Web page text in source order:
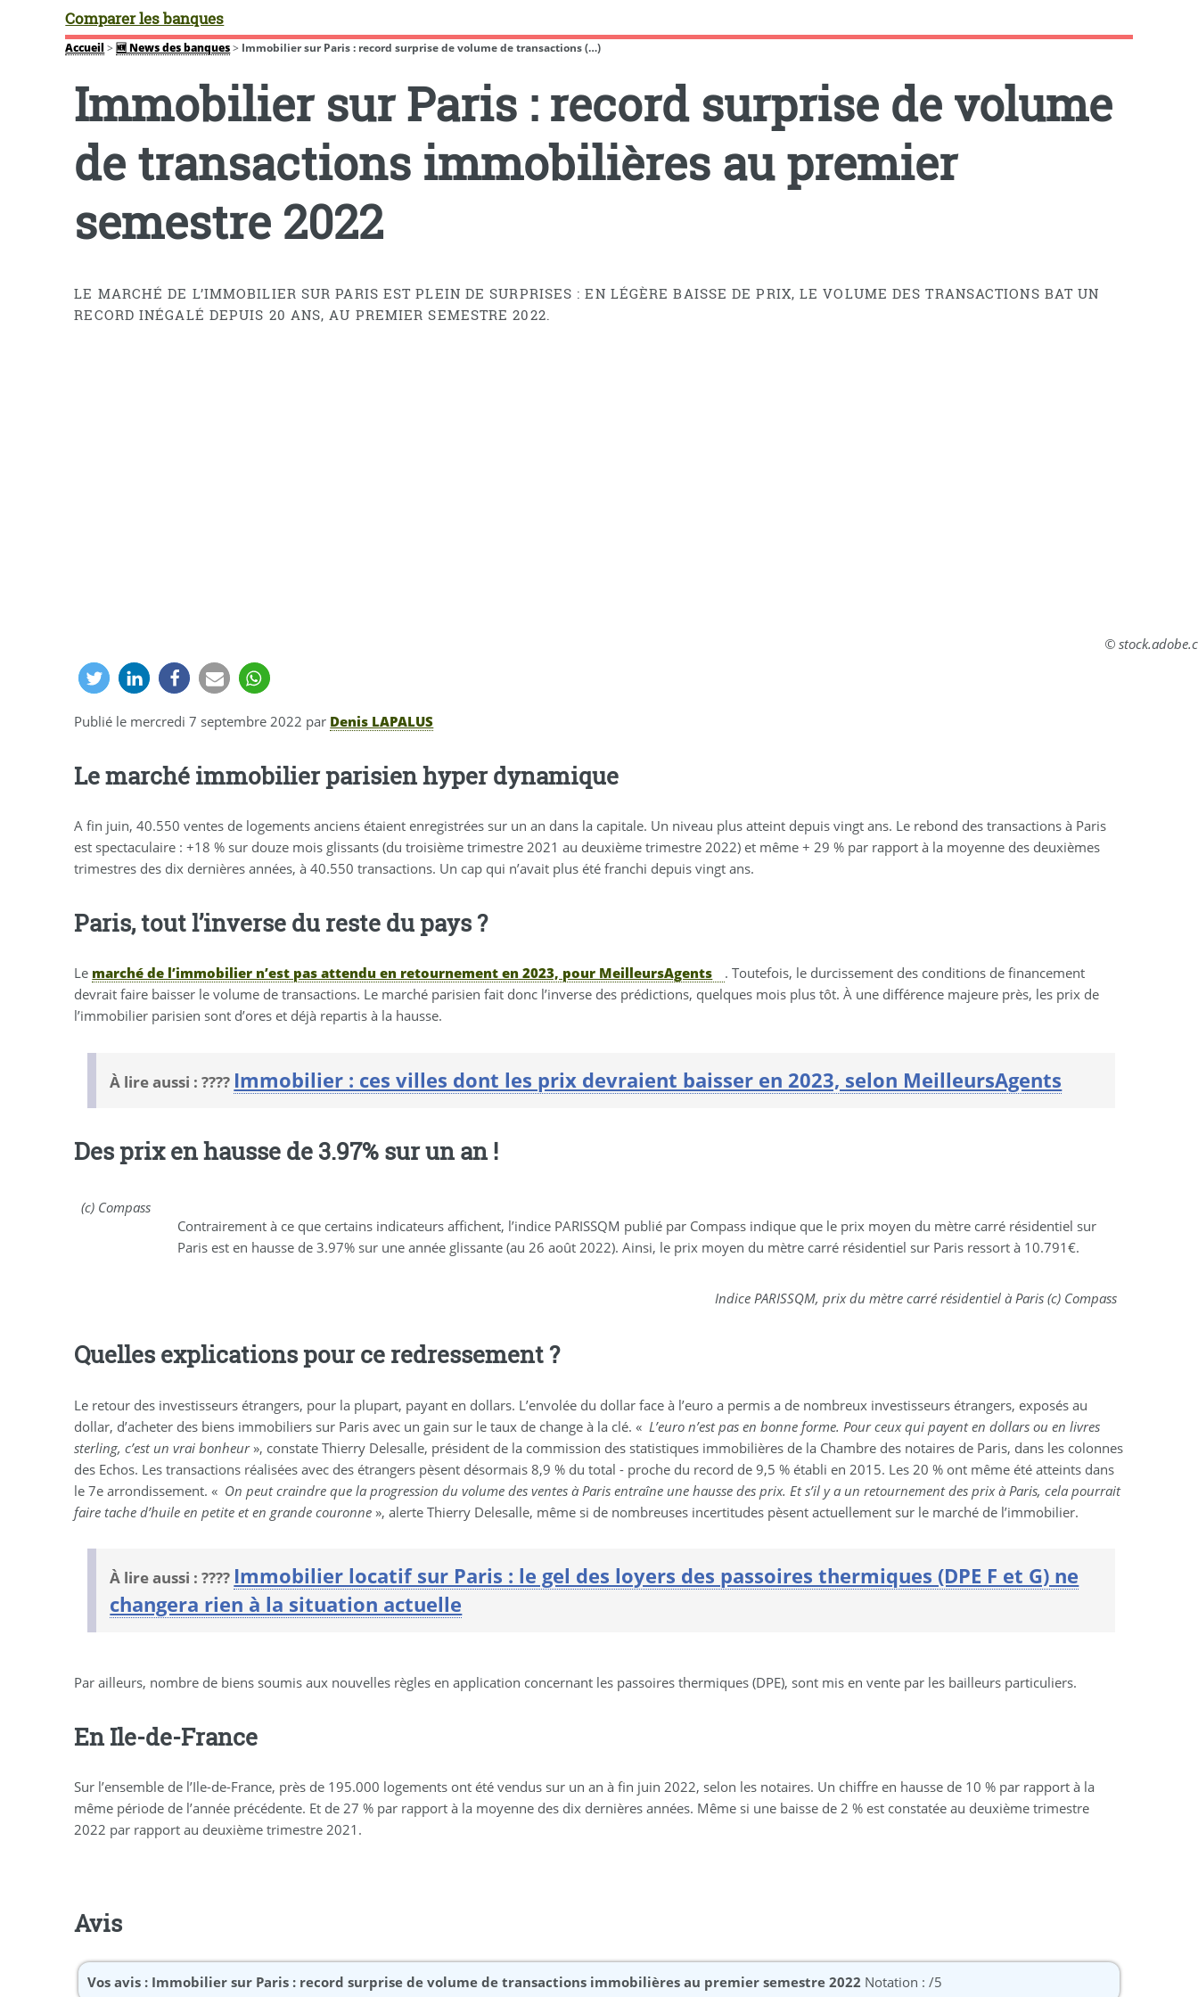
Comparer les banques
Accueil >🆕 News des banques> Immobilier sur Paris : record surprise de volume de transactions (…)
Immobilier sur Paris : record surprise de volume
de transactions immobilières au premier
semestre 2022
LE MARCHÉ DE L’IMMOBILIER SUR PARIS EST PLEIN DE SURPRISES : EN LÉGÈRE BAISSE DE PRIX, LE VOLUME DES TRANSACTIONS BAT UN
RECORD INÉGALÉ DEPUIS 20 ANS, AU PREMIER SEMESTRE 2022.
©
Publié le mercredi 7 septembre 2022 par Denis LAPALUS
Le marché immobilier parisien hyper dynamique
A fin juin, 40.550 ventes de logements anciens étaient enregistrées sur un an dans la capitale. Un niveau plus atteint depuis vingt ans. Le rebond des transactions à Paris
est spectaculaire : +18 % sur douze mois glissants (du troisième trimestre 2021 au deuxième trimestre 2022) et même + 29 % par rapport à la moyenne des deuxièmes
trimestres des dix dernières années, à 40.550 transactions. Un cap qui n’avait plus été franchi depuis vingt ans.
Paris, tout l’inverse du reste du pays ?
Le marché de l’immobilier n’est pas attendu en retournement en 2023, pour MeilleursAgents
. Toutefois, le durcissement des conditions de financement
devrait faire baisser le volume de transactions. Le marché parisien fait donc l’inverse des prédictions, quelques mois plus tôt. À une différence majeure près, les prix de
l’immobilier parisien sont d’ores et déjà repartis à la hausse.
À lire aussi : ???? Immobilier : ces villes dont les prix devraient baisser en 2023, selon MeilleursAgents
Des prix en hausse de 3.97% sur un an !
(c) Compass
Contrairement à ce que certains indicateurs affichent, l’indice PARISSQM publié par Compass indique que le prix moyen du mètre carré résidentiel sur
Paris est en hausse de 3.97% sur une année glissante (au 26 août 2022). Ainsi, le prix moyen du mètre carré résidentiel sur Paris ressort à 10.791€.
Indice PARISSQM, prix du mètre carré résidentiel à Paris (c) Compass
Quelles explications pour ce redressement ?
Le retour des investisseurs étrangers, pour la plupart, payant en dollars. L’envolée du dollar face à l’euro a permis a de nombreux investisseurs étrangers, exposés au
dollar, d’acheter des biens immobiliers sur Paris avec un gain sur le taux de change à la clé. « L’euro n’est pas en bonne forme. Pour ceux qui payent en dollars ou en livres
sterling, c’est un vrai bonheur», constate Thierry Delesalle, président de la commission des statistiques immobilières de la Chambre des notaires de Paris, dans les colonnes
des Echos. Les transactions réalisées avec des étrangers pèsent désormais 8,9 % du total - proche du record de 9,5 % établi en 2015. Les 20 % ont même été atteints dans
le 7e arrondissement. « On peut craindre que la progression du volume des ventes à Paris entraîne une hausse des prix. Et s’il y a un retournement des prix à Paris, cela pourrait
faire tache d’huile en petite et en grande couronne », alerte Thierry Delesalle, même si de nombreuses incertitudes pèsent actuellement sur le marché de l’immobilier.
À lire aussi : ???? Immobilier locatif sur Paris : le gel des loyers des passoires thermiques (DPE F et G) ne
changera rien à la situation actuelle
Par ailleurs, nombre de biens soumis aux nouvelles règles en application concernant les passoires thermiques (DPE), sont mis en vente par les bailleurs particuliers.
En Ile-de-France
Sur l’ensemble de l’Ile-de-France, près de 195.000 logements ont été vendus sur un an à fin juin 2022, selon les notaires. Un chiffre en hausse de 10 % par rapport à la
même période de l’année précédente. Et de 27 % par rapport à la moyenne des dix dernières années. Même si une baisse de 2 % est constatée au deuxième trimestre
2022 par rapport au deuxième trimestre 2021.
Avis
Vos avis : Immobilier sur Paris : record surprise de volume de transactions immobilières au premier semestre 2022 Notation : /5